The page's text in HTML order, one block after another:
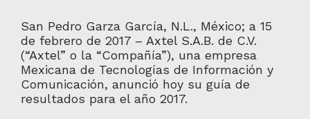
San Pedro Garza García, N.L., México; a 15
de febrero de 2017 – Axtel S.A.B. de C.V.
(“Axtel” o la “Compañía”), una empresa
Mexicana de Tecnologías de Información y
Comunicación, anunció hoy su guía de
resultados para el año 2017.